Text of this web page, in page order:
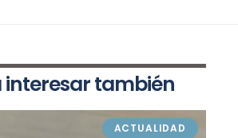
interesar también
ACTUALIDAD